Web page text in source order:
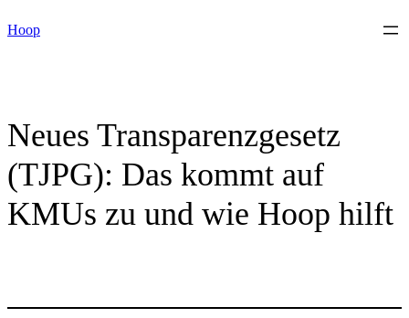
to
Hoop
Neues Transparenzgesetz
(TJPG): Das kommt auf
KMUs zu und wie Hoop hilft